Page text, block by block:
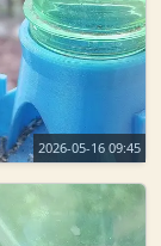
2026-05-16 09:45